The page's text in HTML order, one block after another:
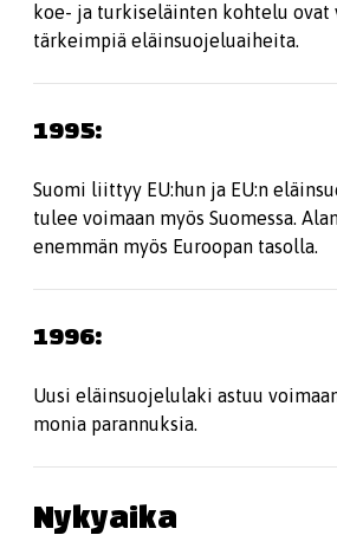
koe- ja turkiseläinten kohtelu ovat
tärkeimpiä eläinsuojeluaiheita.
1995:
Suomi liittyy EU:hun ja EU:n
tulee voimaan myös Suomessa.
enemmän myös Euroopan tasolla.
1996:
Uusi eläinsuojelulaki astuu
monia parannuksia.
Nykyaika